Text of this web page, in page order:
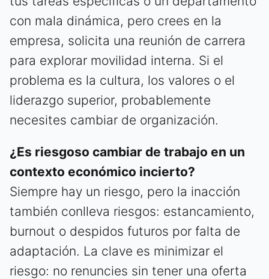
con mala dinámica, pero crees en la
empresa, solicita una reunión de carrera
para explorar movilidad interna. Si el
problema es la cultura, los valores o el
liderazgo superior, probablemente
necesites cambiar de organización.
¿Es riesgoso cambiar de trabajo en un
contexto económico incierto?
Siempre hay un riesgo, pero la inacción
también conlleva riesgos: estancamiento,
burnout o despidos futuros por falta de
adaptación. La clave es minimizar el
riesgo: no renuncies sin tener una oferta